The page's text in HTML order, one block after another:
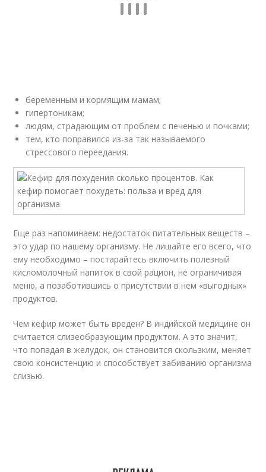
беременным и кормящим мамам;
гипертоникам;
людям, страдающим от проблем с печенью и почками;
тем, кто поправился из-за так называемого
стрессового переедания.
Еще раз напоминаем: недостаток питательных веществ –
это удар по нашему организму. Не лишайте его всего, что
ему необходимо – постарайтесь включить полезный
кисломолочный напиток в свой рацион, не ограничивая
меню, а позаботившись о присутствии в нем «выгодных»
продуктов.
Чем кефир может быть вреден? В индийской медицине он
считается слизеобразующим продуктом. А это значит,
что попадая в желудок, он становится скользким, меняет
свою консистенцию и способствует забиванию организма
слизью.